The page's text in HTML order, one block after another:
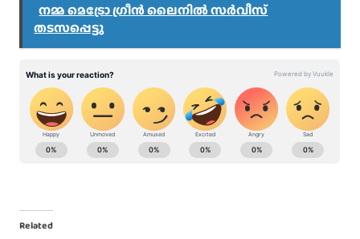
നമ്മ മെട്രോ ഗ്രീൻ ലൈനിൽ സർവീസ്
തടസപ്പെട്ടു
Related